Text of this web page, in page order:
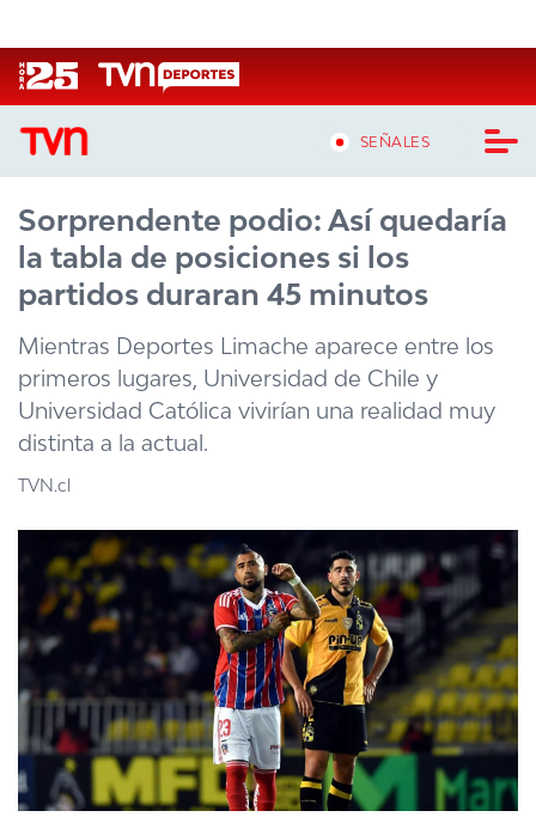
SEÑALES
CASTING MASTERCHEF CHILE
CASTING TVN VERTICAL
TVN VERTICAL
TVN PLAY
PROGRAMAS
NTV
ACTUALIDAD Y TENDENCIAS
CORPORATIVO Y TRANSPARENCIA
CANAL DE DENUNCIAS
ÁREA DE PROYECTOS
Sorprendente podio: Así quedaría
la tabla de posiciones si los
partidos duraran 45 minutos
Mientras Deportes Limache aparece entre los
primeros lugares, Universidad de Chile y
Universidad Católica vivirían una realidad muy
distinta a la actual.
TVN.cl